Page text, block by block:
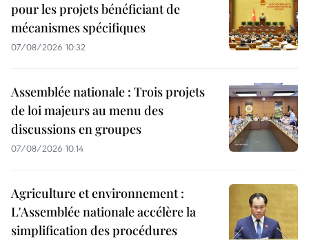
pour les projets bénéficiant de
mécanismes spécifiques
07/08/2026 10:32
Assemblée nationale : Trois projets
de loi majeurs au menu des
discussions en groupes
07/08/2026 10:14
Agriculture et environnement :
L'Assemblée nationale accélère la
simplification des procédures